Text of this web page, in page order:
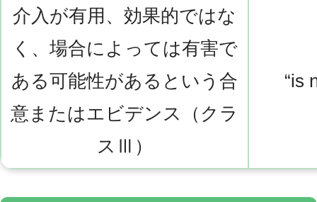
介入が有用、効果的ではな
く、場合によっては有害で
ある可能性があるという合
意またはエビデンス（クラ
スⅢ）
“is